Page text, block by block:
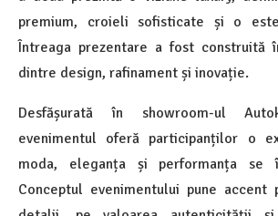
premium, croieli sofisticate și o
Întreaga prezentare a fost construită
dintre design, rafinament și inovație.
Desfășurată în showroom-ul
evenimentul oferă participanților o
moda, eleganța și performanța se
Conceptul evenimentului pune accent